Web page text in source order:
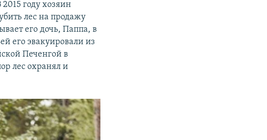
году хозяин
лес на продажу
его дочь, Паппа, в
его эвакуировали из
Печенгой в
лес охранял и